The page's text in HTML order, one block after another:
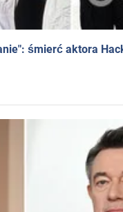
śmierć aktora